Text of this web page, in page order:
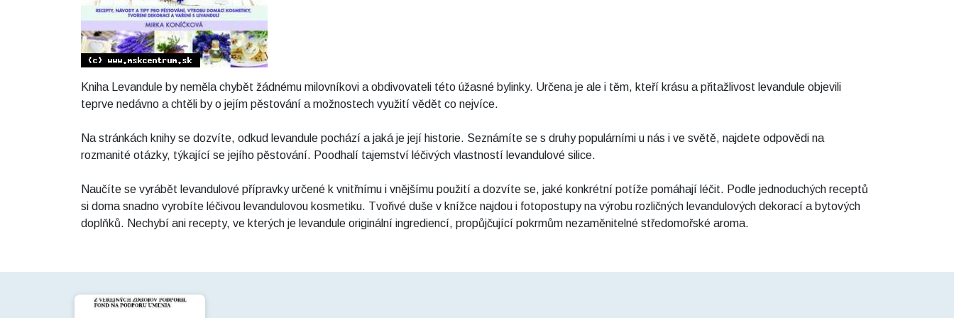
Kniha Levandule by neměla chybět žádnému milovníkovi a obdivovateli této úžasné bylinky. Určena je ale i těm, kteří krásu a přitažlivost levandule objevili
teprve nedávno a chtěli by o jejím pěstování a možnostech využití vědět co nejvíce.
Na stránkách knihy se dozvíte, odkud levandule pochází a jaká je její historie. Seznámíte se s druhy populárními u nás i ve světě, najdete odpovědi na
rozmanité otázky, týkající se jejího pěstování. Poodhalí tajemství léčivých vlastností levandulové silice.
Naučíte se vyrábět levandulové přípravky určené k vnitřnímu i vnějšímu použití a dozvíte se, jaké konkrétní potíže pomáhají léčit. Podle jednoduchých receptů
si doma snadno vyrobíte léčivou levandulovou kosmetiku. Tvořivé duše v knížce najdou i fotopostupy na výrobu rozličných levandulových dekorací a bytových
doplňků. Nechybí ani recepty, ve kterých je levandule originální ingrediencí, propůjčující pokrmům nezaměnitelné středomořské aroma.